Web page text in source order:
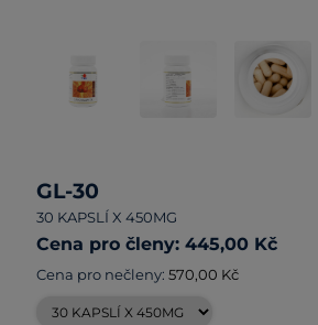
GL-30
30 KAPSLÍ X 450MG
Cena pro členy: 445,00 Kč
Cena pro nečleny: 570,00 Kč